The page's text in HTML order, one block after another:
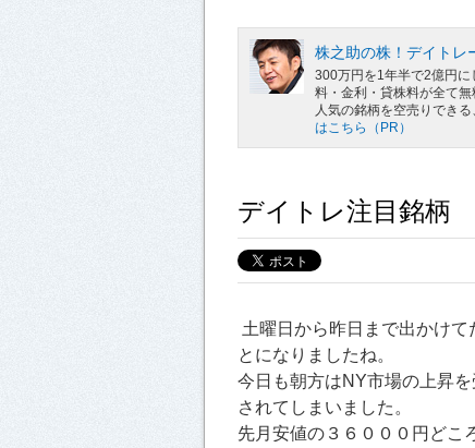
株之助の株！デイトレ
300万円を1年半で2億円
料・金利・貸株料が全て
人気の銘柄を空売りでき
はこちら（PR）
デイトレ注目銘柄
土曜日から昨日まで出かけ
とになりましたね。
今日も朝方はNY市場の上昇
されてしまいました。
先月安値の３６０００円どこ